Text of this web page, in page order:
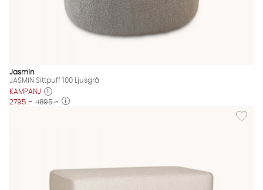
Jasmin
JASMIN Sittpuff 100 Ljusgrå
KAMPANJ
2795 :- 4895 :-
Lägg